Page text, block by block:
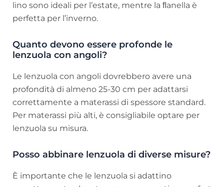
lino sono ideali per l’estate, mentre la ﬂanella è
perfetta per l’inverno.
Quanto devono essere profonde le
lenzuola con angoli?
Le lenzuola con angoli dovrebbero avere una
profondità di almeno 25-30 cm per adattarsi
correttamente a materassi di spessore standard.
Per materassi più alti, è consigliabile optare per
lenzuola su misura.
Posso abbinare lenzuola di diverse misure?
È importante che le lenzuola si adattino